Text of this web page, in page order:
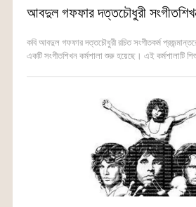
আবদুল গফফার দত্তচৌধুরী
কবি আবদুল গফফার দত্তচৌধুরী রচিত সংগীতকর্ম
একটি সংগীতশিখন কর্মশালা শুরু হয়েছে। এই কর্মশালাটি